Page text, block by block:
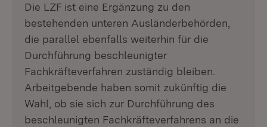
Die LZF ist eine Ergänzung zu den
bestehenden unteren Ausländerbehörden,
die parallel ebenfalls weiterhin für die
Durchführung beschleunigter
Fachkräfteverfahren zuständig bleiben.
Arbeitgebende haben somit zukünftig die
Wahl, ob sie sich zur Durchführung des
beschleunigten Fachkräfteverfahrens an die